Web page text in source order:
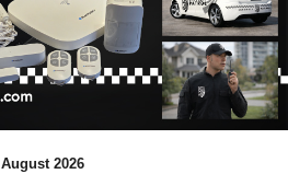
August 2026